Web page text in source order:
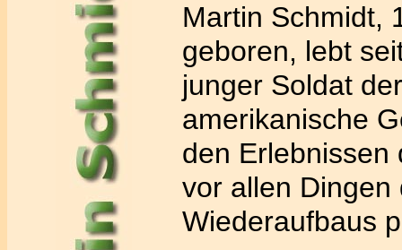
Martin Schmidt,
geboren, lebt
junger Soldat
amerikanische
den Erlebnissen
vor allen Dingen
Wiederaufbaus